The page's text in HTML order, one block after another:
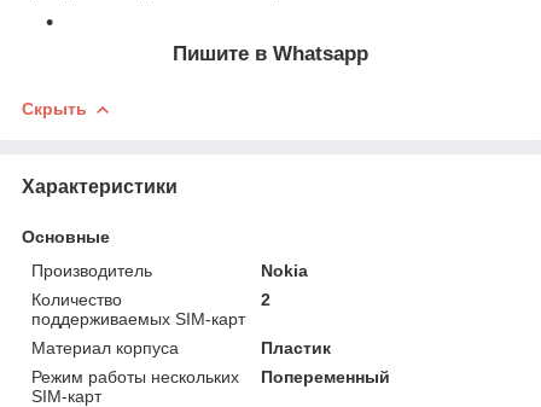
Пишите в Whatsapp
Скрыть
Характеристики
Основные
Производитель
Nokia
Количество
поддерживаемых SIM-карт
2
Материал корпуса
Пластик
Режим работы нескольких
SIM-карт
Попеременный